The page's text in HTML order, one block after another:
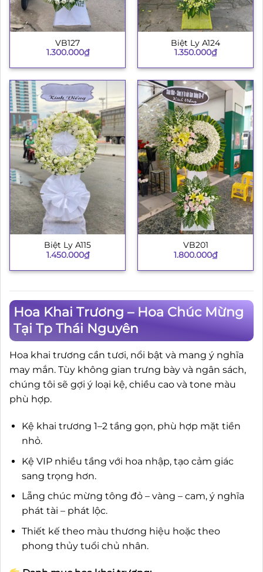
VB127
1.300.000₫
Biệt Ly A124
1.350.000₫
Biệt Ly A115
1.450.000₫
VB201
1.800.000₫
Hoa Khai Trương – Hoa Chúc Mừng
Tại Tp Thái Nguyên
Hoa khai trương cần tươi, nổi bật và mang ý nghĩa
may mắn. Tùy không gian trưng bày và ngân sách,
chúng tôi sẽ gợi ý loại kệ, chiều cao và tone màu
phù hợp.
Kệ khai trương 1–2 tầng gọn, phù hợp mặt tiền
nhỏ.
Kệ VIP nhiều tầng với hoa nhập, tạo cảm giác
sang trọng hơn.
Lẵng chúc mừng tông đỏ – vàng – cam, ý nghĩa
phát tài – phát lộc.
Thiết kế theo màu thương hiệu hoặc theo
phong thủy tuổi chủ nhân.